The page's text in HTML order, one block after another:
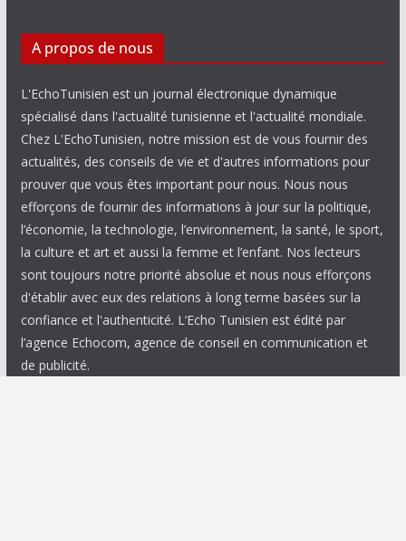
A propos de nous
L'EchoTunisien est un journal électronique dynamique
spécialisé dans l'actualité tunisienne et l'actualité mondiale.
Chez L'EchoTunisien, notre mission est de vous fournir des
actualités, des conseils de vie et d'autres informations pour
prouver que vous êtes important pour nous. Nous nous
efforçons de fournir des informations à jour sur la politique,
l’économie, la technologie, l’environnement, la santé, le sport,
la culture et art et aussi la femme et l’enfant. Nos lecteurs
sont toujours notre priorité absolue et nous nous efforçons
d'établir avec eux des relations à long terme basées sur la
confiance et l'authenticité. L’Echo Tunisien est édité par
l’agence Echocom, agence de conseil en communication et
de publicité.